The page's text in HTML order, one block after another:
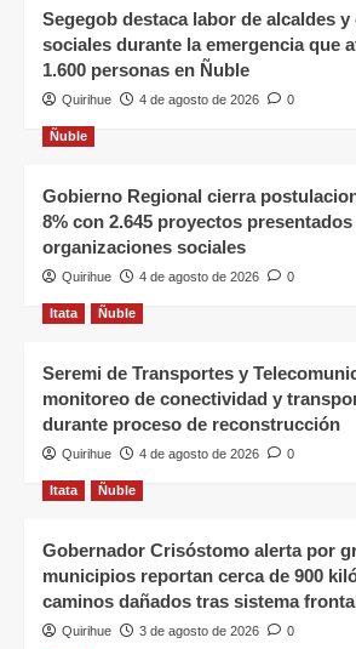
Segegob destaca labor de alcaldes
sociales durante la emergencia que
1.600 personas en Ñuble
Quirihue 4 de agosto de 2026 0
Ñuble
Gobierno Regional cierra
8% con 2.645 proyectos
organizaciones sociales
Quirihue 4 de agosto de 2026 0
Itata Ñuble
Seremi de Transportes y
monitoreo de conectividad y
durante proceso de reconstrucción
Quirihue 4 de agosto de 2026 0
Itata Ñuble
Gobernador Crisóstomo alerta por
municipios reportan cerca de 900
caminos dañados tras sistema
Quirihue 3 de agosto de 2026 0